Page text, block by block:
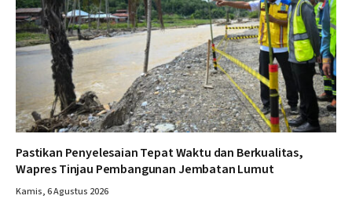
Pastikan Penyelesaian Tepat Waktu dan Berkualitas,
Wapres Tinjau Pembangunan Jembatan Lumut
Kamis, 6 Agustus 2026